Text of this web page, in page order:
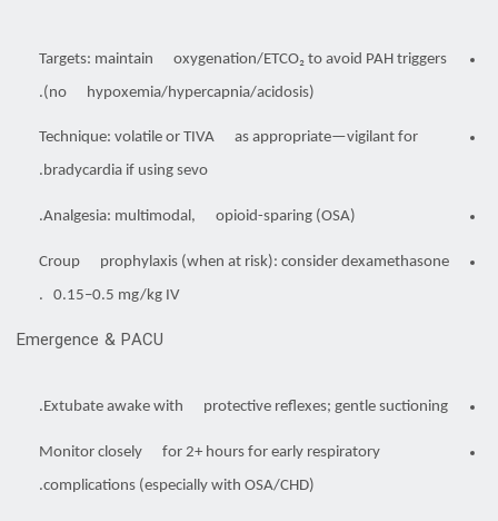
Targets: maintain oxygenation/ETCO₂ to avoid PAH triggers
(no hypoxemia/hypercapnia/acidosis).
Technique: volatile or TIVA as appropriate—vigilant for
bradycardia if using sevo.
Analgesia: multimodal, opioid-sparing (OSA).
Croup prophylaxis (when at risk): consider dexamethasone
0.15–0.5 mg/kg IV.
Emergence & PACU
Extubate awake with protective reflexes; gentle suctioning.
Monitor closely for 2+ hours for early respiratory
complications (especially with OSA/CHD).